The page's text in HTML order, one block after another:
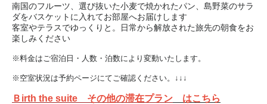
南国のフルーツ、選び抜いた小麦で焼かれたパン、島野菜のサラ
ダをバスケットに入れてお部屋へお届けします
客室やテラスでゆっくりと。日常から解放された旅先の朝食をお
楽しみください
※料金はご宿泊日・人数・泊数により変動いたします。
※空室状況は予約ページにてご確認ください。↓↓↓
Ｂirth the suite その他の滞在プラン はこちら